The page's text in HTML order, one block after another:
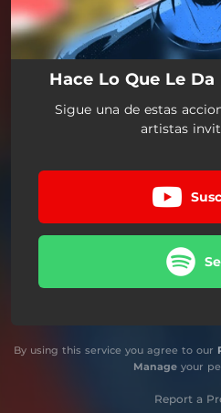
Hace Lo Que Le Da
Sigue una de estas
artistas
By using this service you agree to our
Manageyour
Report a